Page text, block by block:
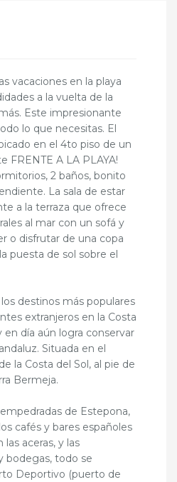
vacaciones en la playa
a la vuelta de la
Este impresionante
lo que necesitas. El
en el 4to piso de un
FRENTE A LA PLAYA!
2 baños, bonito
La sala de estar
a la terraza que ofrece
al mar con un sofá y
o disfrutar de una copa
puesta de sol sobre el
destinos más populares
extranjeros en la Costa
en día aún logra conservar
Situada en el
la Costa del Sol, al pie de
Bermeja.
de Estepona,
cafés y bares españoles
aceras, y las
bodegas, todo se
Deportivo (puerto de